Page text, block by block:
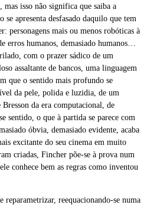
isso não significa que saiba a
apresenta desfasado daquilo que tem
personagens mais ou menos robóticas à
erros humanos, demasiado humanos…
com o prazer sádico de um
assaltante de bancos, uma linguagem
que o sentido mais profundo se
da pele, polida e luzidia, de um
da era computacional, de
sentido, o que à partida se parece com
óbvia, demasiado evidente, acaba
excitante do seu cinema em muito
criadas, Fincher põe-se à prova num
conhece bem as regras como inventou
reparametrizar, reequacionando-se numa